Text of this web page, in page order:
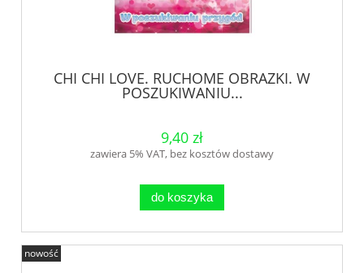
CHI CHI LOVE. RUCHOME OBRAZKI. W
POSZUKIWANIU...
9,40 zł
zawiera 5% VAT, bez kosztów dostawy
do koszyka
nowość